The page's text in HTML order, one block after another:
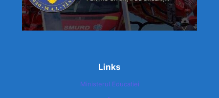
Links
Ministerul Educatiei